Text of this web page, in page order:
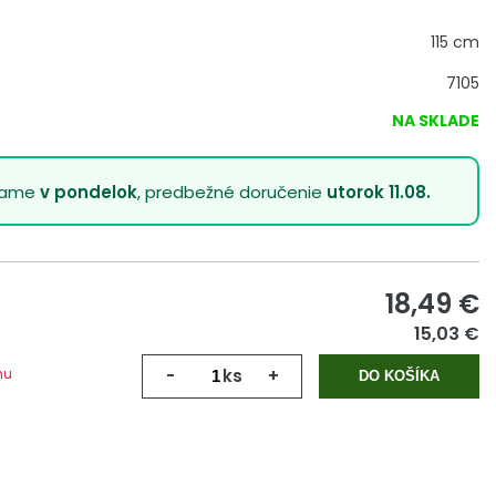
115 cm
7105
NA SKLADE
v pondelok, predbežné doručenie utorok 11.08.
18,49 €
15,03 €
- ks + DO KOŠÍKA